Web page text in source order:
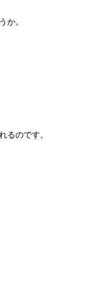
か。
るのです。